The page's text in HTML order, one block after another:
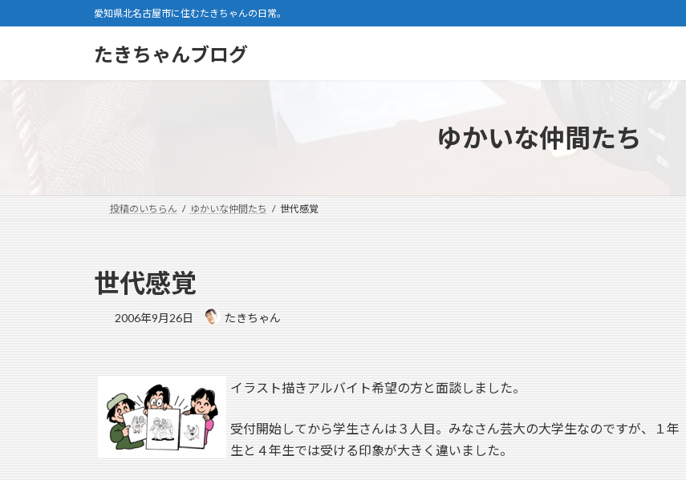
ン
ビ
愛知県北名古屋市に住むたきちゃんの日常。
たきちゃんブログ
ゆかいな仲間たち
投稿のいちらん ゆかいな仲間たち 世代感覚
世代感覚
2006年9月26日 たきちゃん
イラスト描きアルバイト希望の方と面談しました。
受付開始してから学生さんは３人目。みなさん芸大の大学生なのですが、１年
生と４年生では受ける印象が大きく違いました。